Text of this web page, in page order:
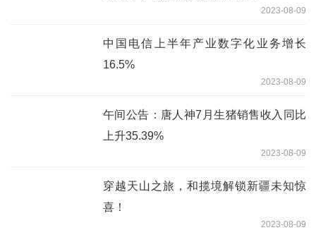
2023-08-09
中国电信上半年产业数字化业务增长
16.5%
2023-08-09
午间公告：唐人神7月生猪销售收入同比
上升35.39%
2023-08-09
穿越天山之旅，和揽境解锁新疆未知惊
喜！
2023-08-09